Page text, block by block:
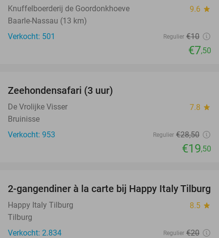
Knuffelboerderij de Goordonkhoeve 9.6 star
Baarle-Nassau (13 km)
Verkocht: 501
Regulier €10
€7,50
Zeehondensafari (3 uur)
De Vrolijke Visser 7.8 star
Bruinisse
Verkocht: 953
Regulier €28,50
€19,50
35%
2-gangendiner à la carte bij Happy Italy Tilburg
Happy Italy Tilburg 8.5 star
Tilburg
Verkocht: 2.834
Regulier €20